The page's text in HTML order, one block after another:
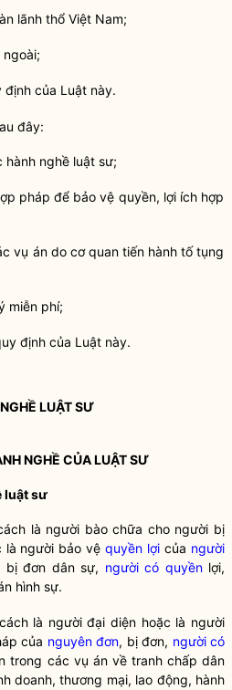
lãnh thổ Việt Nam;
của Luật này.
đây:
hành nghề luật sư;
pháp để bảo vệ quyền, lợi ích hợp
vụ án do cơ quan tiến hành tố tụng
miễn phí;
định của Luật này.
LUẬT SƯ
NGHỀ CỦALUẬT SƯ
luật sư
là người bào chữa cho người bị
là người bảo vệquyền lợi của người
bị đơn dân sự, người có quyềnlợi,
hình sự.
là người đại diện hoặc là người
của nguyên đơn, bị đơn, người có
trong các vụ án về tranh chấp dân
doanh, thương mại, lao động, hành